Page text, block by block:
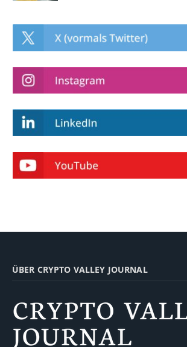
ÜBER CRYPTO VALLEY JOURNAL